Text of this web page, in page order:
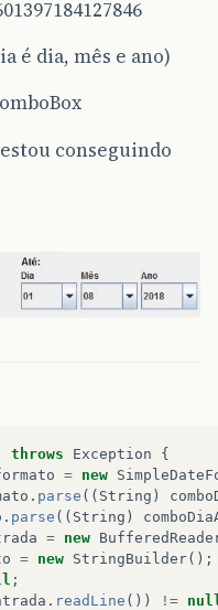
é dia, mês e ano)
conseguindo
throws Exception
{
= new
. parse (( String )
. parse (( String )
= new
= new StringBuilder();
;
. readLine ()) !=